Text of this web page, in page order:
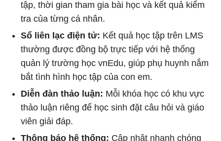
tập, thời gian tham gia bài học và kết quả kiểm
tra của từng cá nhân.
Sổ liên lạc điện tử: Kết quả học tập trên LMS
thường được đồng bộ trực tiếp với hệ thống
quản lý trường học vnEdu, giúp phụ huynh nắm
bắt tình hình học tập của con em.
Diễn đàn thảo luận: Mỗi khóa học có khu vực
thảo luận riêng để học sinh đặt câu hỏi và giáo
viên giải đáp.
Thông báo hệ thống: Cập nhật nhanh chóng